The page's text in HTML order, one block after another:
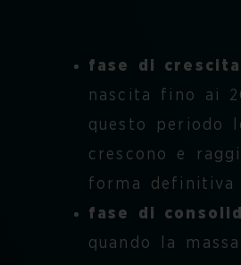
fase di crescita
nascita fino ai
questo periodo
crescono e
forma definitiva
fase di
quando la